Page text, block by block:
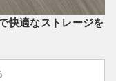
快適なストレージを